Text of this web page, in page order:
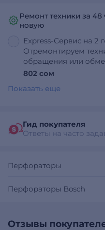
Ремонт техники за
новую
Express-Сервис на 2
Отремонтируем
обращения или
802 сом
Показать еще
Гид покупателя
Ответы на часто
Перфораторы
Перфораторы Bosch
Отзывы